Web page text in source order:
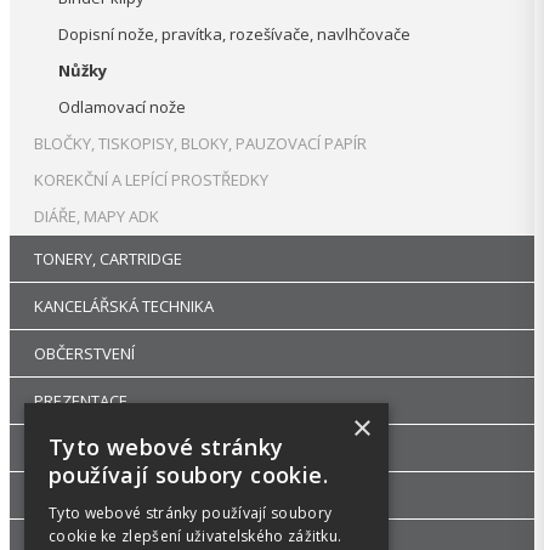
Dopisní nože, pravítka, rozešívače, navlhčovače
Nůžky
Odlamovací nože
BLOČKY, TISKOPISY, BLOKY, PAUZOVACÍ PAPÍR
KOREKČNÍ A LEPÍCÍ PROSTŘEDKY
DIÁŘE, MAPY ADK
TONERY, CARTRIDGE
KANCELÁŘSKÁ TECHNIKA
OBČERSTVENÍ
PREZENTACE
DROGERIE
KANCELÁŘSKÝ NÁBYTEK
ŠKOLA, VÝTVARNÉ POTŘEBY
×
Tyto webové stránky
používají soubory cookie.
Tyto webové stránky používají soubory
cookie ke zlepšení uživatelského zážitku.